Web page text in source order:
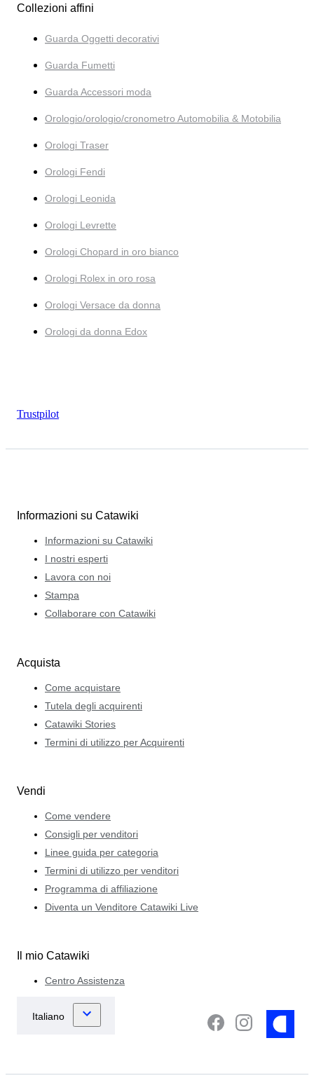
Collezioni affini
Guarda Oggetti decorativi
Guarda Fumetti
Guarda Accessori moda
Orologio/orologio/cronometro Automobilia & Motobilia
Orologi Traser
Orologi Fendi
Orologi Leonida
Orologi Levrette
Orologi Chopard in oro bianco
Orologi Rolex in oro rosa
Orologi Versace da donna
Orologi da donna Edox
Trustpilot
Informazioni su Catawiki
Informazioni su Catawiki
I nostri esperti
Lavora con noi
Stampa
Collaborare con Catawiki
Acquista
Come acquistare
Tutela degli acquirenti
Catawiki Stories
Termini di utilizzo per Acquirenti
Vendi
Come vendere
Consigli per venditori
Linee guida per categoria
Termini di utilizzo per venditori
Programma di affiliazione
Diventa un Venditore Catawiki Live
Il mio Catawiki
Centro Assistenza